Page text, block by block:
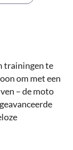
trainingen te
om met een
– de moto